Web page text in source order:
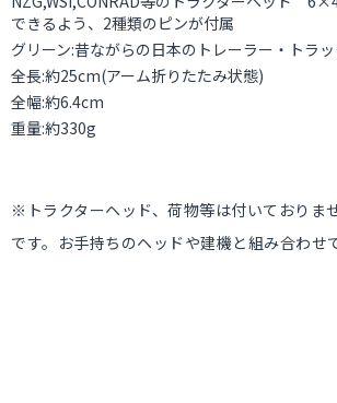
できるよう、2種類のピンが付属
グリーン:昔ながらの日本のトレーラー・トラ
全長:約25cm(アーム折りたたみ状態)
全幅:約6.4cm
重量:約330g
※トラクターヘッド、荷物等は付いておりま
です。お手持ちのヘッドや建機と組み合わせ